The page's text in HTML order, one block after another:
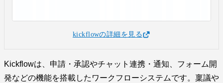
kickflowの詳細を見る
Kickflowは、申請・承認やチャット連携・通知、フォーム開
発などの機能を搭載したワークフローシステムです。稟議や